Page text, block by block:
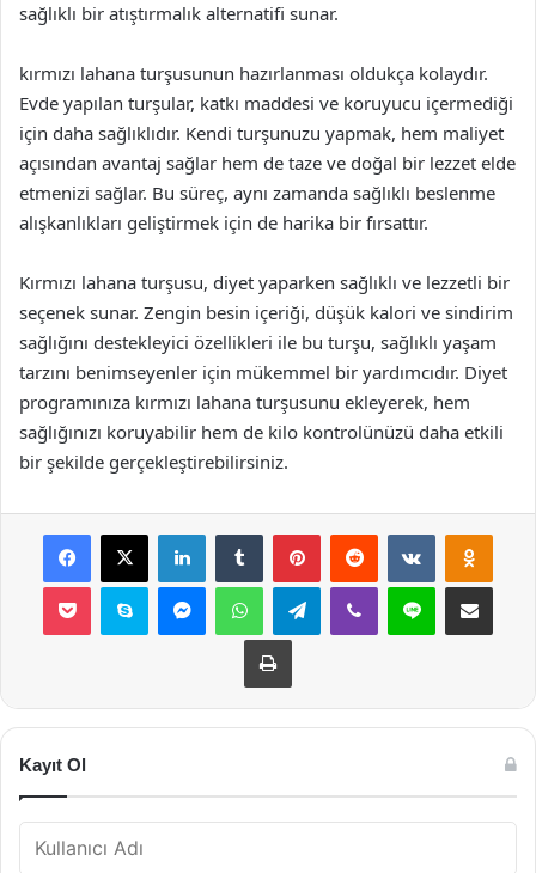
sağlıklı bir atıştırmalık alternatifi sunar.
kırmızı lahana turşusunun hazırlanması oldukça kolaydır.
Evde yapılan turşular, katkı maddesi ve koruyucu içermediği
için daha sağlıklıdır. Kendi turşunuzu yapmak, hem maliyet
açısından avantaj sağlar hem de taze ve doğal bir lezzet elde
etmenizi sağlar. Bu süreç, aynı zamanda sağlıklı beslenme
alışkanlıkları geliştirmek için de harika bir fırsattır.
Kırmızı lahana turşusu, diyet yaparken sağlıklı ve lezzetli bir
seçenek sunar. Zengin besin içeriği, düşük kalori ve sindirim
sağlığını destekleyici özellikleri ile bu turşu, sağlıklı yaşam
tarzını benimseyenler için mükemmel bir yardımcıdır. Diyet
programınıza kırmızı lahana turşusunu ekleyerek, hem
sağlığınızı koruyabilir hem de kilo kontrolünüzü daha etkili
bir şekilde gerçekleştirebilirsiniz.
Facebook
X LinkedInTumblr PinterestReddit VKontakte
Pocket Skype MessengerWhatsAppTelegramViber Line E-Posta ile
Yazdır
Kayıt Ol